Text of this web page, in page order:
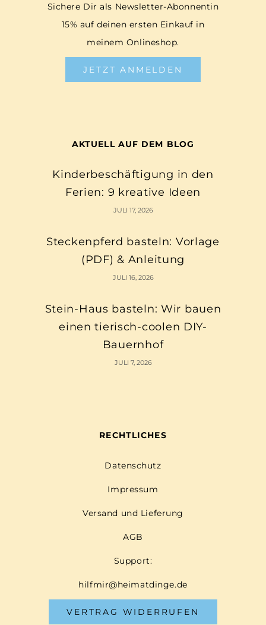
Sichere Dir als Newsletter-Abonnentin
15% auf deinen ersten Einkauf in
meinem Onlineshop.
JETZT ANMELDEN
AKTUELL AUF DEM BLOG
Kinderbeschäftigung in den
Ferien: 9 kreative Ideen
JULI 17, 2026
Steckenpferd basteln: Vorlage
(PDF) & Anleitung
JULI 16, 2026
Stein-Haus basteln: Wir bauen
einen tierisch-coolen DIY-
Bauernhof
JULI 7, 2026
RECHTLICHES
Datenschutz
Impressum
Versand und Lieferung
AGB
Support:
hilfmir@heimatdinge.de
VERTRAG WIDERRUFEN